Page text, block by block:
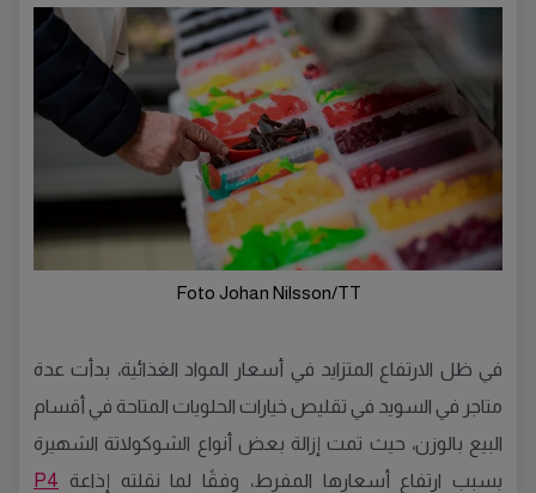
Foto Johan Nilsson/TT
في ظل الارتفاع المتزايد في أسعار المواد الغذائية، بدأت عدة
متاجر في السويد في تقليص خيارات الحلويات المتاحة في أقسام
البيع بالوزن، حيث تمت إزالة بعض أنواع الشوكولاتة الشهيرة
بسبب ارتفاع أسعارها المفرط، وفقًا لما نقلته إذاعة P4